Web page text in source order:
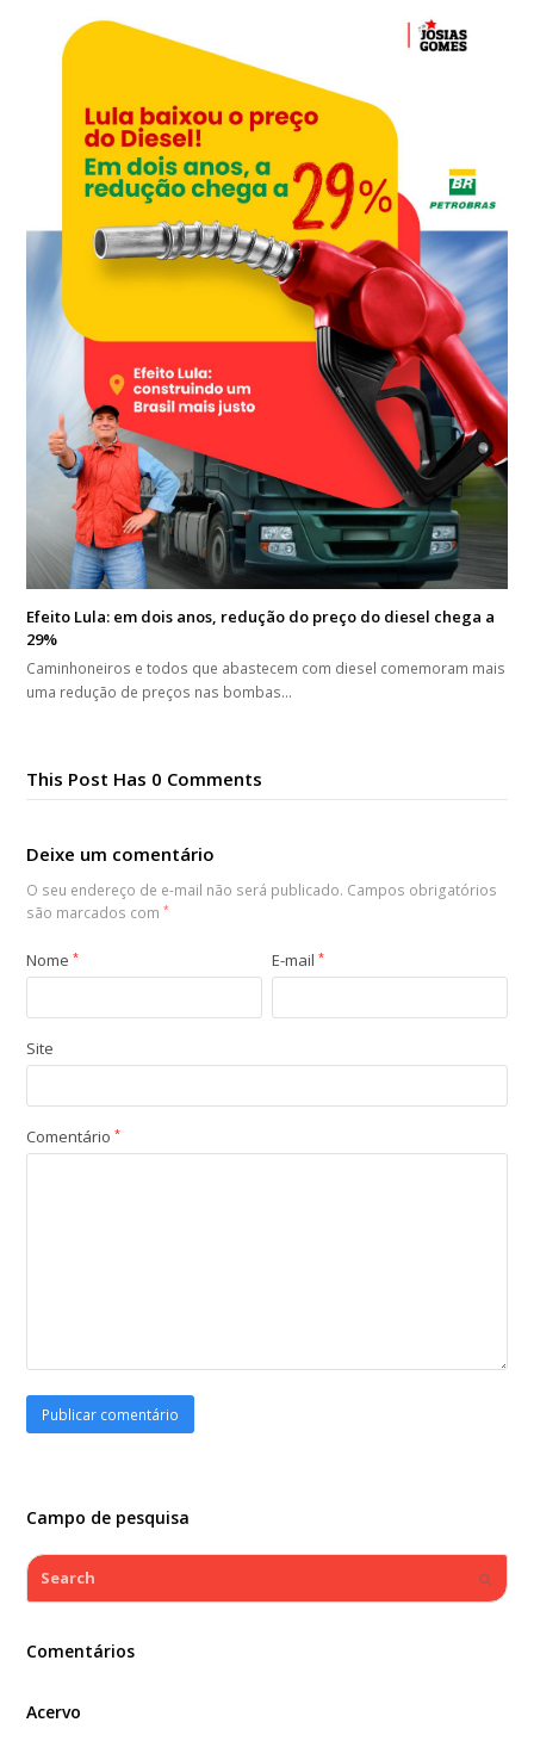
Efeito Lula: em dois anos, redução do preço do diesel chega a
29%
Caminhoneiros e todos que abastecem com diesel comemoram mais
uma redução de preços nas bombas…
This Post Has 0 Comments
Deixe um comentário
O seu endereço de e-mail não será publicado. Campos obrigatórios
são marcados com*
Nome* E-mail*
Site
Comentário*
Campo de pesquisa
Search
Comentários
Acervo